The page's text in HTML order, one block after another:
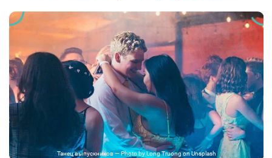
Танец выпускников — Photo by Long Truong on Unsplash